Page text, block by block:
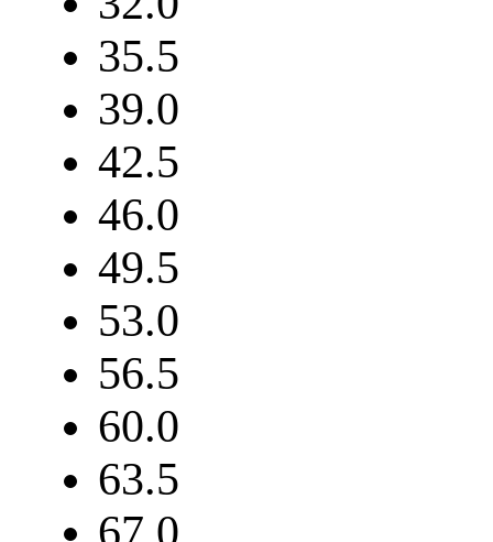
35.5
39.0
42.5
46.0
49.5
53.0
56.5
60.0
63.5